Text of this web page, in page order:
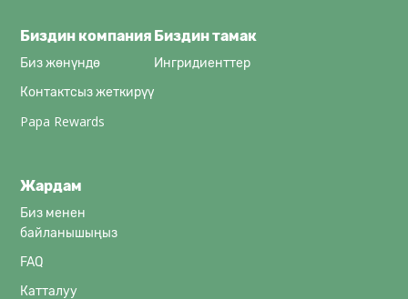
Биздин компания
Биз жөнүндө
Контактсыз жеткирүү
Papa Rewards
Биздин тамак
Ингридиенттер
Жардам
Биз менен
байланышыңыз
FAQ
Катталуу